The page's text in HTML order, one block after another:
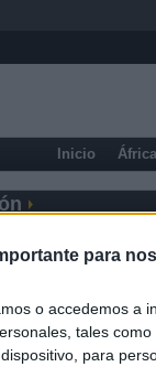
para
o accedemos a
tales
para
Inicio África